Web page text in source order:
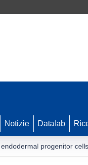
Notizie Datalab
progenitor